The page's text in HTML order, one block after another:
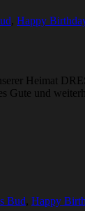
, Happy
Heimat
Gute und
Bud, Happy